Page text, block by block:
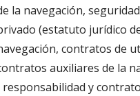
la navegación,
(estatuto jurídico
contratos de
auxiliares de la
y